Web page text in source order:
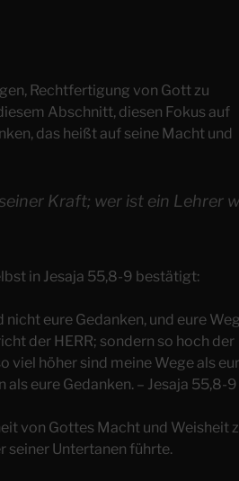
Rechtfertigung von Gott zu
Abschnitt, diesen Fokus auf
das heißt auf seine Macht und
Kraft; wer ist ein Lehrer
in Jesaja 55,8-9 bestätigt:
nicht eure Gedanken, und eure
der HERR; sondern so hoch der
viel höher sind meine Wege als
als eure Gedanken. – Jesaja 55,8-9
von Gottes Macht und Weisheit
seiner Untertanen führte.